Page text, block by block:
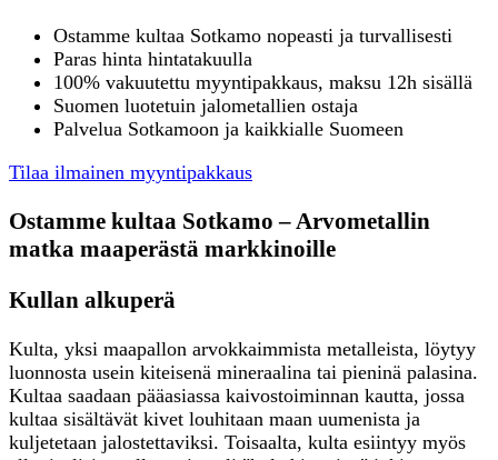
Ostamme kultaa Sotkamo nopeasti ja turvallisesti
Paras hinta hintatakuulla
100% vakuutettu myyntipakkaus, maksu 12h sisällä
Suomen luotetuin jalometallien ostaja
Palvelua Sotkamoon ja kaikkialle Suomeen
Tilaa ilmainen myyntipakkaus
Ostamme kultaa Sotkamo – Arvometallin
matka maaperästä markkinoille
Kullan alkuperä
Kulta, yksi maapallon arvokkaimmista metalleista, löytyy
luonnosta usein kiteisenä mineraalina tai pieninä palasina.
Kultaa saadaan pääasiassa kaivostoiminnan kautta, jossa
kultaa sisältävät kivet louhitaan maan uumenista ja
kuljetetaan jalostettaviksi. Toisaalta, kulta esiintyy myös